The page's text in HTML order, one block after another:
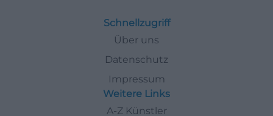
Schnellzugriff
Über uns
Datenschutz
Impressum
Weitere Links
A-Z Künstler